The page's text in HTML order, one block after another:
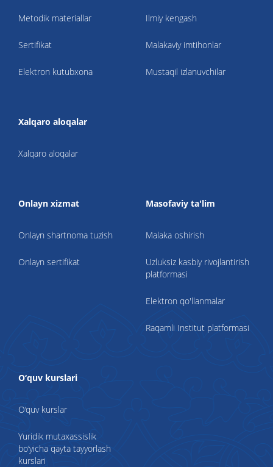
Metodik materiallar
Sertifikat
Elektron kutubxona
Ilmiy kengash
Malakaviy imtihonlar
Mustaqil izlanuvchilar
Xalqaro aloqalar
Xalqaro aloqalar
Onlayn xizmat
Onlayn shartnoma tuzish
Onlayn sertifikat
Masofaviy ta'lim
Malaka oshirish
Uzluksiz kasbiy rivojlantirish
platformasi
Elektron qo'llanmalar
Raqamli Institut platformasi
O‘quv kurslari
O‘quv kurslar
Yuridik mutaxassislik
bo‘yicha qayta tayyorlash
kurslari